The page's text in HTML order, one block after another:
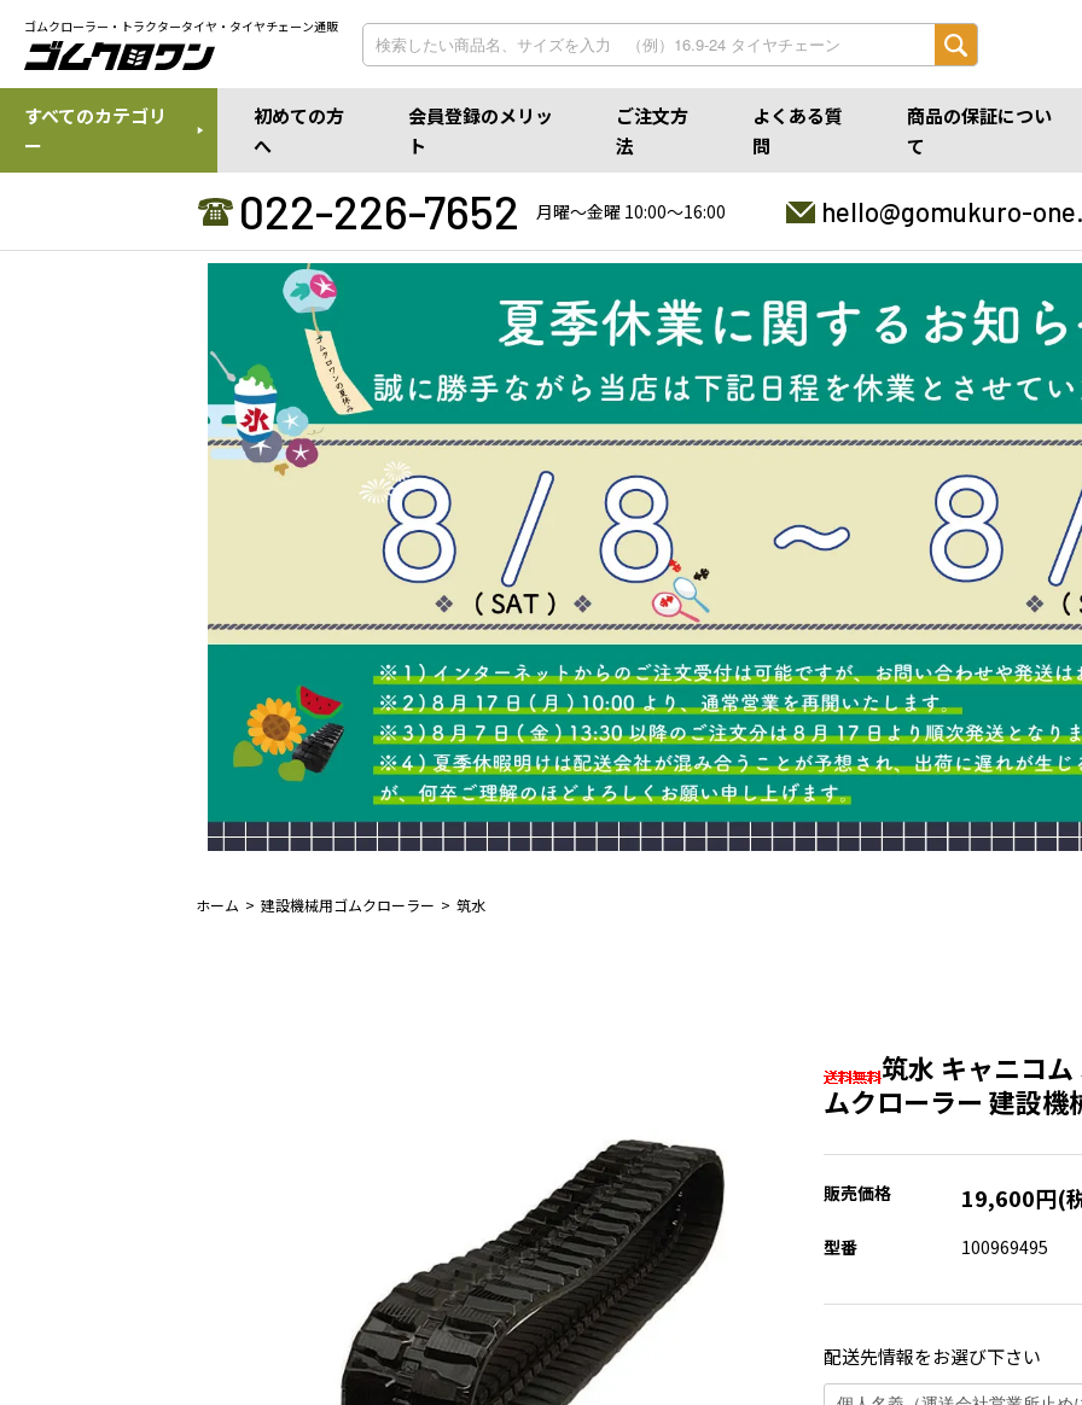
ゴムクローラー・トラクタータイヤ・タイヤチェーン通販
すべてのカテゴリ
ー
初めての方
へ
会員登録のメリッ
ト
ご注文方
法
よくある質
問
商品の保証につい
て
022-226-7652 月曜〜金曜 10:00〜16:00 hello@gomukuro-
ホーム 建設機械用ゴムクローラー 筑水
筑水 キャニコ
ムクローラー 建設機
販売価格 19,600円(
型番 100969495
配送先情報をお選び下さい